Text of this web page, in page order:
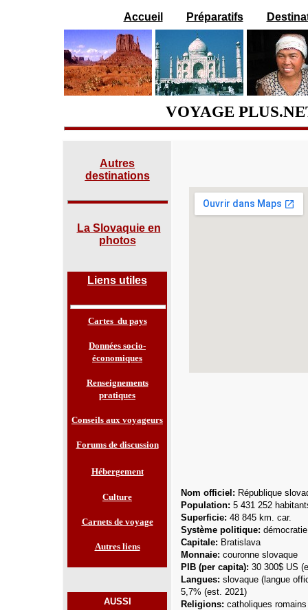
Accueil Préparatifs
VOYAGE
Autres
destinations
La Slovaquie en
photos
Liens utiles
Cartes du pays
Données socio-
économiques
Renseignements
pratiques
Conseils aux voyageurs
Forums de discussion
Hébergement
Culture
Carnets de voyage
Autres liens
AUSSI
Nom officiel: République
Population: 5 431 252
Superficie: 48 845 km. car.
Système politique:
Capitale: Bratislava
Monnaie: couronne slovaque
PIB (per capita): 30 300$ US
Langues: slovaque (langue
5,7% (est. 2021)
Religions: catholiques